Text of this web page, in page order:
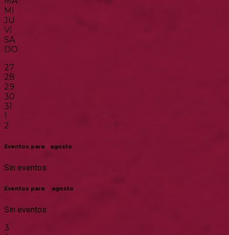
MI
JU
VI
SA
DO
27
28
29
30
31
1
2
Eventos para agosto
Sin eventos
Eventos para agosto
Sin eventos
3